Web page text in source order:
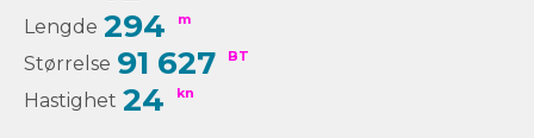
Lengde 294 m
Størrelse 91 627 BT
Hastighet 24 kn